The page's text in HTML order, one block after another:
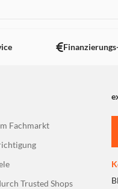
Fachmarkt
Trusted Shops